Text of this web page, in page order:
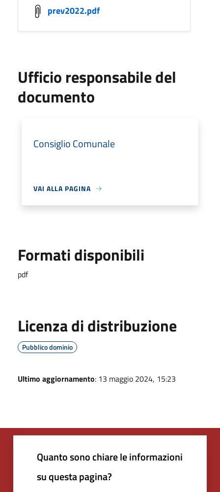
prev2022.pdf
Ufficio responsabile del
documento
Consiglio Comunale
VAI ALLA PAGINA
Formati disponibili
pdf
Licenza di distribuzione
Pubblico dominio
Ultimo aggiornamento: 13 maggio 2024, 15:23
Quanto sono chiare le informazioni
su questa pagina?